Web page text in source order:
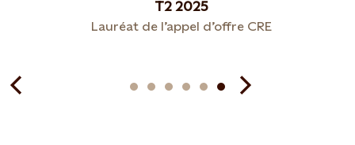
T2 2025
Lauréat de l’appel d’offre CRE